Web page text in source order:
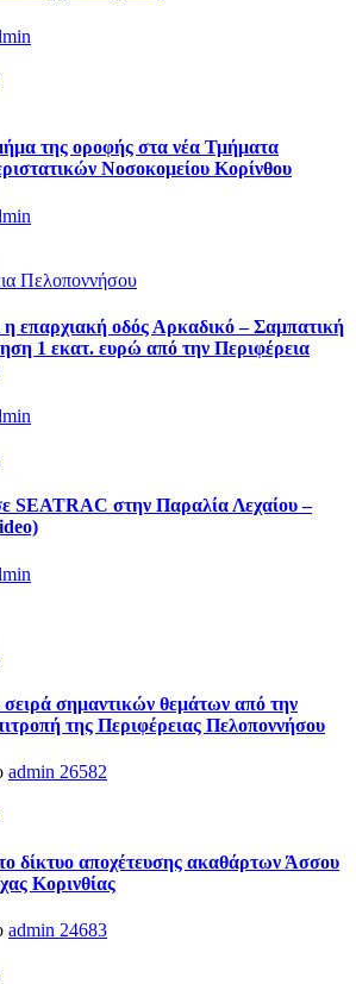
της οροφής στα νέα Τμήματα
Νοσοκομείου Κορίνθου
Πελοποννήσου
η επαρχιακή οδός Αρκαδικό – Σαμπατική
1 εκατ. ευρώ από την Περιφέρεια
SEATRAC στην Παραλία Λεχαίου –
σειρά σημαντικών θεμάτων από την
της Περιφέρειας Πελοποννήσου
admin 26582
δίκτυο αποχέτευσης ακαθάρτων Άσσου
Κορινθίας
admin 24683